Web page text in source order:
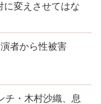
に変えさせてはな
者から性被害
チ・木村沙織、息